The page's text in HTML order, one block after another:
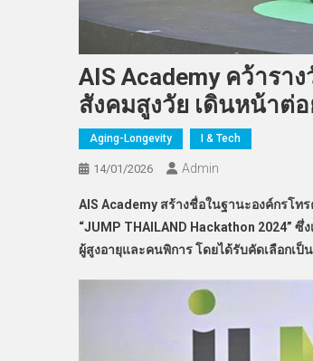
AIS Academy คว้ารา
สังคมสูงวัย เดินหน้าต่
Aging-Longevity I & Tech
14/01/2026 Admin
AIS Academy สร้างชื่อในฐานะองค์กรโท
“JUMP THAILAND Hackathon 2024”
ผู้สูงอายุและคนพิการ โดยได้รับคัดเลือกเ